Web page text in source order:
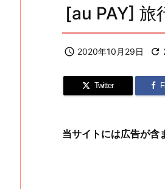
[au PAY] 旅
 2020年10月29日 
Twitter
当サイトには広告が含